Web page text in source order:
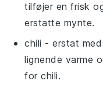
tilføjer en frisk
erstatte mynte.
chili - erstat med
lignende varme
for chili.